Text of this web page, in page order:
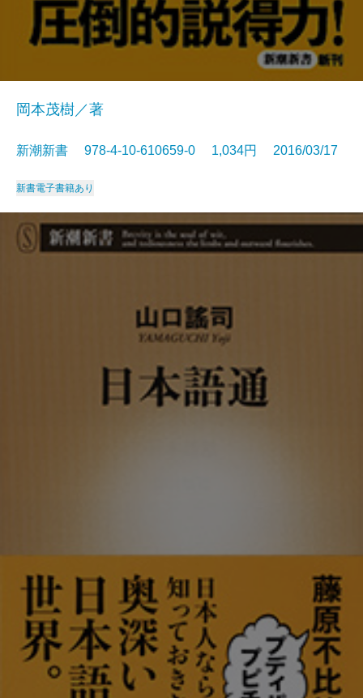
岡本茂樹／著
新潮新書 978-4-10-610659-0 1,034円 2016/03/17
新書電子書籍あり